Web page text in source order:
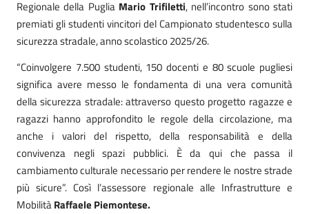
Regionale della Puglia Mario Trifiletti, nell’incontro sono stati
premiati gli studenti vincitori del Campionato studentesco sulla
sicurezza stradale, anno scolastico 2025/26.
“Coinvolgere 7.500 studenti, 150 docenti e 80 scuole pugliesi
significa avere messo le fondamenta di una vera comunità
della sicurezza stradale: attraverso questo progetto ragazze e
ragazzi hanno approfondito le regole della circolazione, ma
anche i valori del rispetto, della responsabilità e della
convivenza negli spazi pubblici. È da qui che passa il
cambiamento culturale necessario per rendere le nostre strade
più sicure”. Così l’assessore regionale alle Infrastrutture e
MobilitàRaffaele Piemontese.